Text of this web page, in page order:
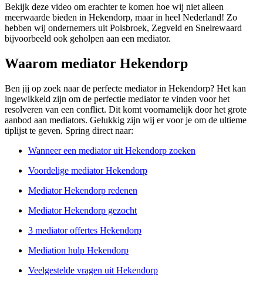
Bekijk deze video om erachter te komen hoe wij niet alleen
meerwaarde bieden in Hekendorp, maar in heel Nederland! Zo
hebben wij ondernemers uit Polsbroek, Zegveld en Snelrewaard
bijvoorbeeld ook geholpen aan een mediator.
Waarom mediator Hekendorp
Ben jij op zoek naar de perfecte mediator in Hekendorp? Het kan
ingewikkeld zijn om de perfectie mediator te vinden voor het
resolveren van een conflict. Dit komt voornamelijk door het grote
aanbod aan mediators. Gelukkig zijn wij er voor je om de ultieme
tiplijst te geven. Spring direct naar:
Wanneer een mediator uit Hekendorp zoeken
Voordelige mediator Hekendorp
Mediator Hekendorp redenen
Mediator Hekendorp gezocht
3 mediator offertes Hekendorp
Mediation hulp Hekendorp
Veelgestelde vragen uit Hekendorp